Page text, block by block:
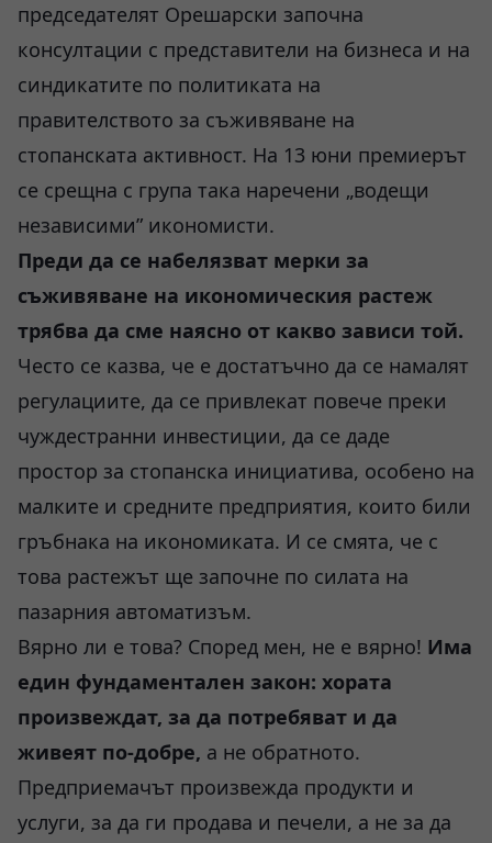
председателят Орешарски започна
консултации с представители на бизнеса и на
синдикатите по политиката на
правителството за съживяване на
стопанската активност. На 13 юни премиерът
се срещна с група така наречени „водещи
независими” икономисти.
Преди да се набелязват мерки за
съживяване на икономическия растеж
трябва да сме наясно от какво зависи той.
Често се казва, че е достатъчно да се намалят
регулациите, да се привлекат повече преки
чуждестранни инвестиции, да се даде
простор за стопанска инициатива, особено на
малките и средните предприятия, които били
гръбнака на икономиката. И се смята, че с
това растежът ще започне по силата на
пазарния автоматизъм.
Вярно ли е това? Според мен, не е вярно! Има
един фундаментален закон: хората
произвеждат, за да потребяват и да
живеят по-добре, а не обратното.
Предприемачът произвежда продукти и
услуги, за да ги продава и печели, а не за да